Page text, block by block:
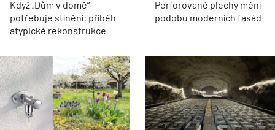
Když „Dům v domě“
potřebuje stínění: příběh
atypické rekonstrukce
Perforované plechy mění
podobu moderních fasád